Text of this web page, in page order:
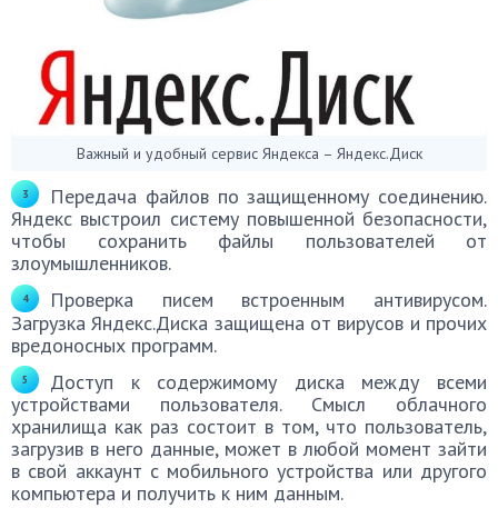
Важный и удобный сервис Яндекса – Яндекс.Диск
Передача файлов по защищенному соединению.
Яндекс выстроил систему повышенной безопасности,
чтобы сохранить файлы пользователей от
злоумышленников.
Проверка писем встроенным антивирусом.
Загрузка Яндекс.Диска защищена от вирусов и прочих
вредоносных программ.
Доступ к содержимому диска между всеми
устройствами пользователя. Смысл облачного
хранилища как раз состоит в том, что пользователь,
загрузив в него данные, может в любой момент зайти
в свой аккаунт с мобильного устройства или другого
компьютера и получить к ним данным.